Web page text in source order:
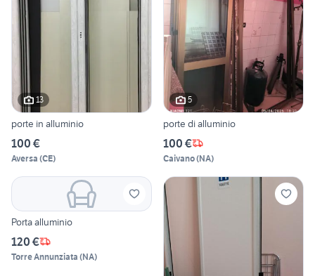
13
porte in alluminio
100 €
Aversa (CE)
5
porte di alluminio
100 €
Caivano(NA)
Porta alluminio
120 €
Torre Annunziata (NA)